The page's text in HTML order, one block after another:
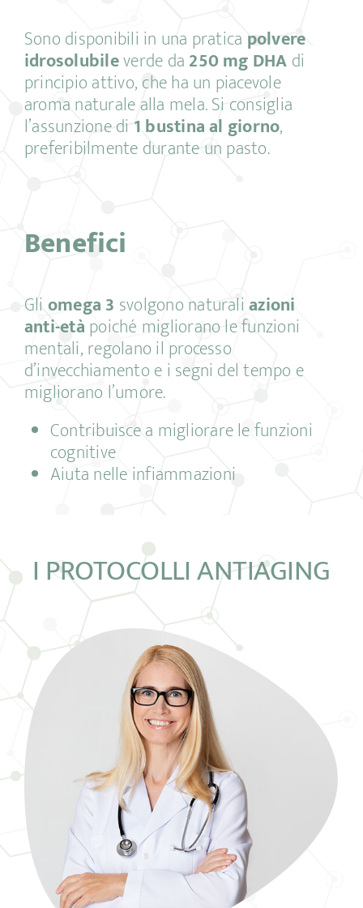
Sono disponibili in una pratica polvere
idrosolubileverde da250 mg DHAdi
principio attivo, che ha un piacevole
aroma naturale alla mela. Si consiglia
l’assunzione di 1 bustina al giorno,
preferibilmente durante un pasto.
Benefici
Gli omega 3 svolgono naturaliazioni
anti-etàpoiché migliorano le funzioni
mentali, regolano il processo
d’invecchiamento e i segni del tempo e
migliorano l’umore.
Contribuisce a migliorare le funzioni
cognitive
Aiuta nelle infiammazioni
I PROTOCOLLI ANTIAGING